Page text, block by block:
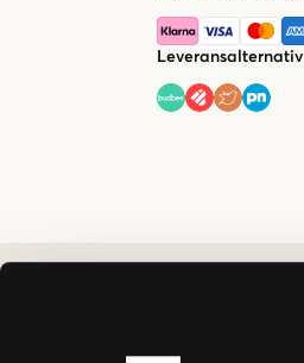
Leveransalternativ